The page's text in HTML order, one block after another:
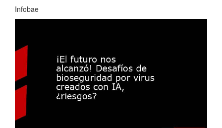
Infobae